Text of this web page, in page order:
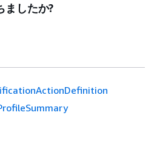
ましたか?